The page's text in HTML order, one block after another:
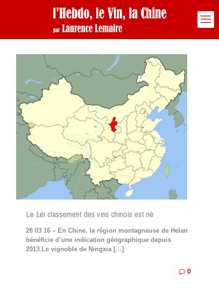
Le 1er classement des vins chinois est né
28 03 16 – En Chine, la région montagneuse de Helan
bénéficie d’une indication géographique depuis
2013.Le vignoble de Ningxia[…]
0